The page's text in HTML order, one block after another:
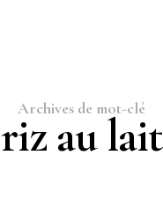
Archives de mot-clé
riz au lait